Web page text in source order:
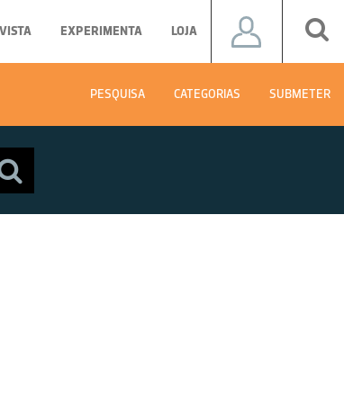
EXPERIMENTA LOJA
PESQUISA CATEGORIAS SUBMETER